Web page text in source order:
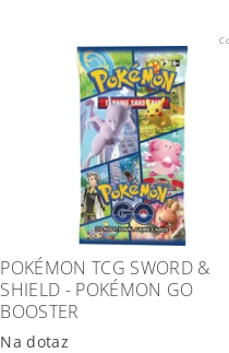
POKÉMON TCG SWORD &
SHIELD - POKÉMON GO
BOOSTER
Na dotaz